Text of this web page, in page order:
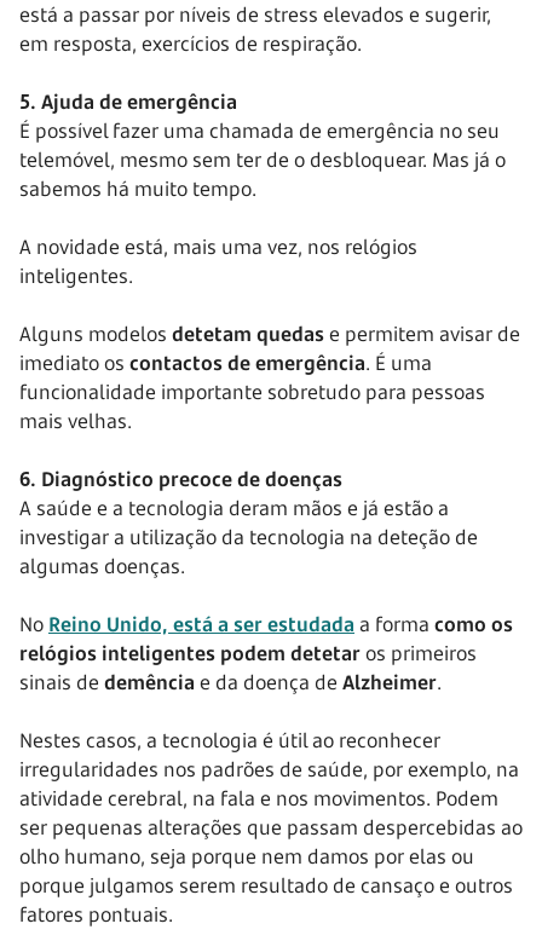
está a passar por níveis de stress elevados e sugerir,
em resposta, exercícios de respiração.
5. Ajuda de emergência
É possível fazer uma chamada de emergência no seu
telemóvel, mesmo sem ter de o desbloquear. Mas já o
sabemos há muito tempo.
A novidade está, mais uma vez, nos relógios
inteligentes.
Alguns modelos detetam quedase permitem avisar de
imediato os contactos de emergência. É uma
funcionalidade importante sobretudo para pessoas
mais velhas.
6. Diagnóstico precoce de doenças
A saúde e a tecnologia deram mãos e já estão a
investigar a utilização da tecnologia na deteção de
algumas doenças.
No Reino Unido, está a ser estudada a forma como os
relógios inteligentes podem detetaros primeiros
sinais de demência e da doença de Alzheimer.
Nestes casos, a tecnologia é útil ao reconhecer
irregularidades nos padrões de saúde, por exemplo, na
atividade cerebral, na fala e nos movimentos. Podem
ser pequenas alterações que passam despercebidas ao
olho humano, seja porque nem damos por elas ou
porque julgamos serem resultado de cansaço e outros
fatores pontuais.